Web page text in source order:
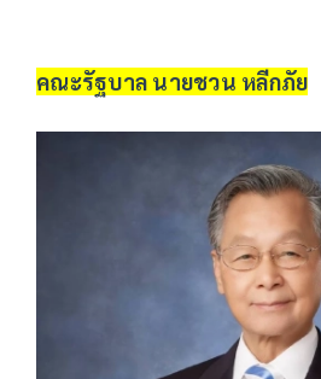
คณะรัฐบาล นายชวน หลีกภัย